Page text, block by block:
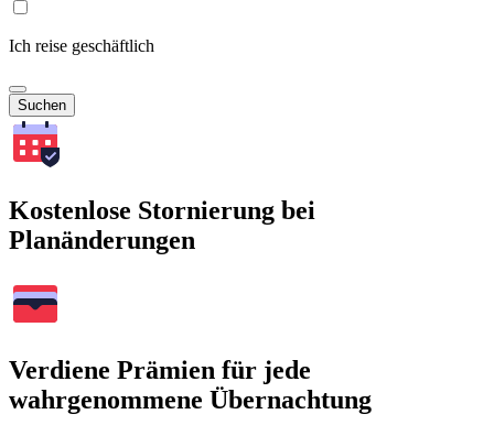
Ich reise geschäftlich
Suchen
Kostenlose Stornierung bei
Planänderungen
Verdiene Prämien für jede
wahrgenommene Übernachtung